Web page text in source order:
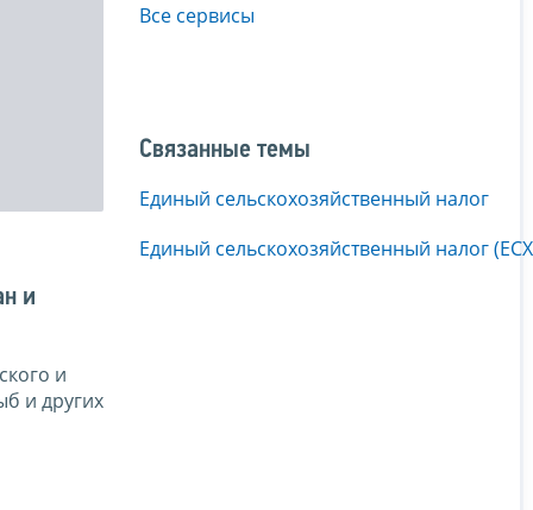
и
и
и других
Все сервисы
Связанные темы
Единый сельскохозяйственный налог
Единый сельскохозяйственный налог